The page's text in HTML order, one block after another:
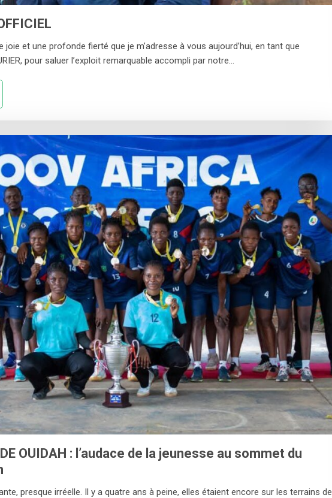
joie et une profonde fierté que je m’adresse à vous aujourd’hui, en tant que
pour saluer l’exploit remarquable accompli par notre…
OUIDAH : l’audace de la jeunesse au sommet du
presque irréelle. Il y a quatre ans à peine, elles étaient encore sur les terrains de